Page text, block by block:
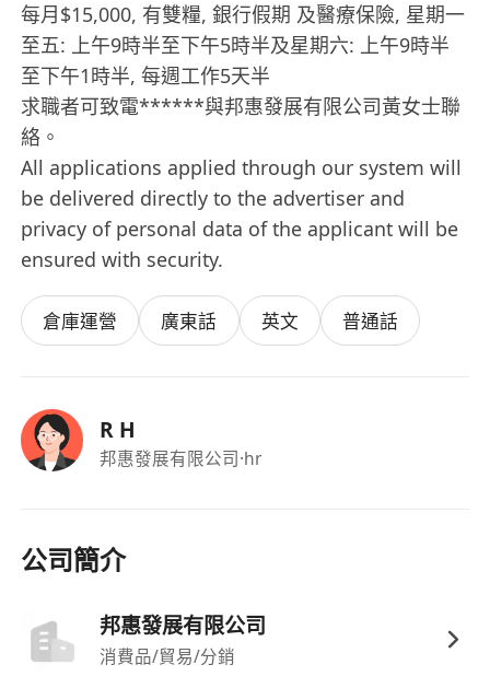
每月$15,000, 有雙糧, 銀行假期 及醫療保險, 星期一
至五: 上午9時半至下午5時半及星期六: 上午9時半
至下午1時半, 每週工作5天半
求職者可致電******與邦惠發展有限公司黃女士聯
絡。
All applications applied through our system will
be delivered directly to the advertiser and
privacy of personal data of the applicant will be
ensured with security.
倉庫運營 廣東話 英文 普通話
R H
邦惠發展有限公司·hr
公司簡介
邦惠發展有限公司
消費品/貿易/分銷